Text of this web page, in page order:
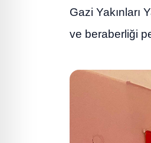
Gazi Yakınları
ve beraberliği